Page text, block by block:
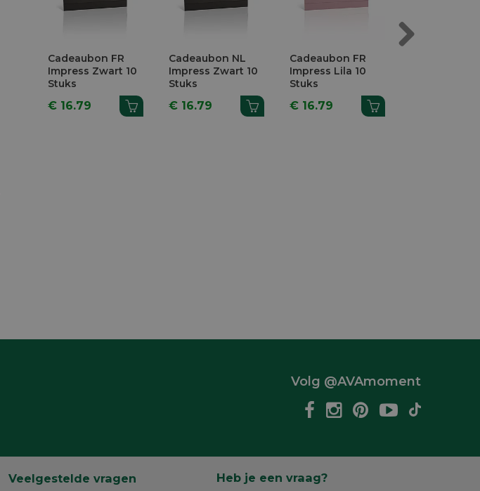
Cadeaubon FR
Impress Zwart 10
Stuks
€ 16.79
Cadeaubon NL
Impress Zwart 10
Stuks
€ 16.79
Cadeaubon FR
Impress Lila 10
Stuks
€ 16.79
Volg @AVAmoment
Veelgestelde vragen Heb je een vraag?